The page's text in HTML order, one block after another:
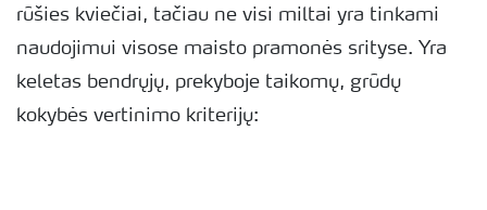
rūšies kviečiai, tačiau ne visi miltai yra tinkami
naudojimui visose maisto pramonės srityse. Yra
keletas bendrųjų, prekyboje taikomų, grūdų
kokybės vertinimo kriterijų: